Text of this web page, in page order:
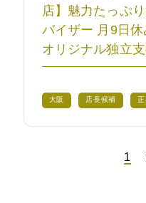
店】魅力たっぷ
バイザー 月9日
オリジナル独立
大阪 店長候補 正
1